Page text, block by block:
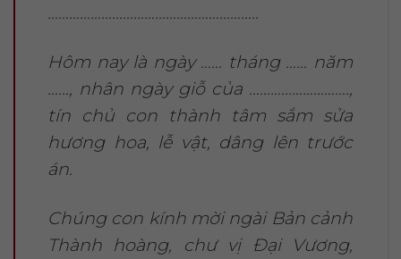
…………………………………………………..
Hôm nay là ngày …… tháng …… năm
……, nhân ngày giỗ của ……………………….,
tín chủ con thành tâm sắm sửa
hương hoa, lễ vật, dâng lên trước
án.
Chúng con kính mời ngài Bản cảnh
Thành hoàng, chư vị Đại Vương,